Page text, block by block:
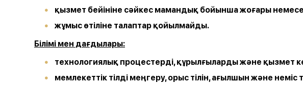
қызмет бейініне сәйкес мамандық бойыншажоғары немесе
жұмыс өтіліне талаптар қойылмайды.
Білімі мен дағдылары:
технологиялық процестерді,құрылғылардыжәне қызмет
мемлекеттік тілді меңгеру,орыс тілін,ағылшын және неміс